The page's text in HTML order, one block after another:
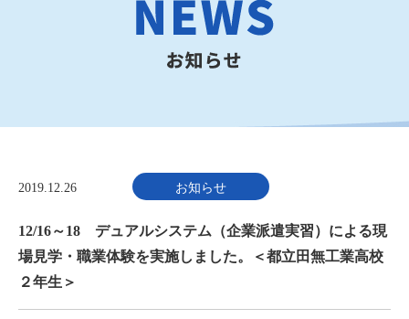
2019.12.26 お知らせ
12/16～18 デュアルシステム（企業派遣実習）による現
場見学・職業体験を実施しました。＜都立田無工業高校
２年生＞